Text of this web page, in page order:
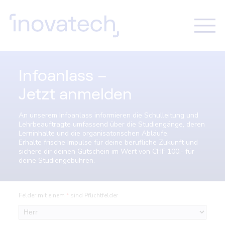
Infoanlass –
Jetzt anmelden
An unserem Infoanlass informieren die Schulleitung und
Lehrbeauftragte umfassend über die Studiengänge, deren
Lerninhalte und die organisatorischen Abläufe.
Erhalte frische Impulse für deine berufliche Zukunft und
sichere dir deinen Gutschein im Wert von CHF 100.- für
deine Studiengebühren.
Felder mit einem * sind Pflichtfelder